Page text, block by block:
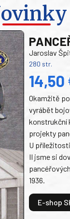
Jaroslav
280 str.
Okamžitě
vyrábět
konstrukční
projekty
U
II jsme si
1936.
E-shop